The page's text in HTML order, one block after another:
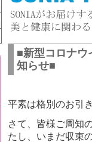
■新型コロナウ
知らせ■
平素は格別のお引
さて、皆様ご周知
たし、いまだ収束